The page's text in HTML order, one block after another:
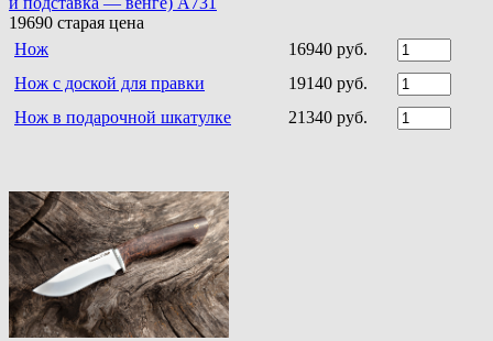
19690 старая цена
Нож
16940 руб.
Нож с доской для правки
19140 руб.
Нож в подарочной шкатулке
21340 руб.